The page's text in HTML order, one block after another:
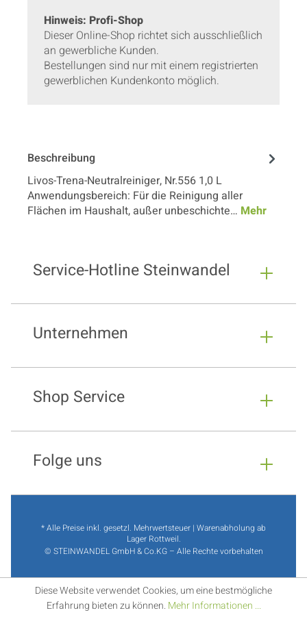
Hinweis: Profi-Shop
Dieser Online-Shop richtet sich ausschließlich
an gewerbliche Kunden.
Bestellungen sind nur mit einem registrierten
gewerblichen Kundenkonto möglich.
Beschreibung
Livos-Trena-Neutralreiniger, Nr.556 1,0 L
Anwendungsbereich: Für die Reinigung aller
Flächen im Haushalt, außer unbeschichte… Mehr
Service-Hotline Steinwandel
Unternehmen
Shop Service
Folge uns
* Alle Preise inkl. gesetzl. Mehrwertsteuer | Warenabholung ab
Lager Rottweil.
© STEINWANDEL GmbH & Co.KG – Alle Rechte vorbehalten
Diese Website verwendet Cookies, um eine bestmögliche
Erfahrung bieten zu können. Mehr Informationen ...